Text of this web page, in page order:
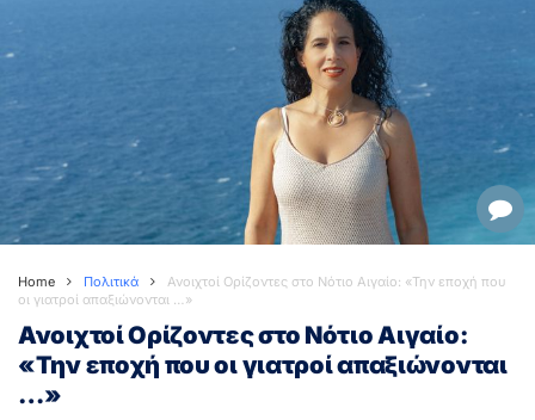
Home Πολιτικά
Ανοιχτοί Ορίζοντες στο Νότιο Αιγαίο: «Την εποχή που
οι γιατροί απαξιώνονται …»
Ανοιχτοί Ορίζοντες στο Νότιο Αιγαίο:
«Την εποχή που οι γιατροί απαξιώνονται
…»